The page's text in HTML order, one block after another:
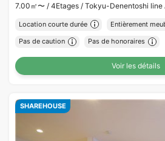
7.00㎡〜 / 4Etages / Tokyu-Denentoshi line
Location courte durée Entièrement
Pas de caution Pas de honoraires
Voir les détails
SHAREHOUSE